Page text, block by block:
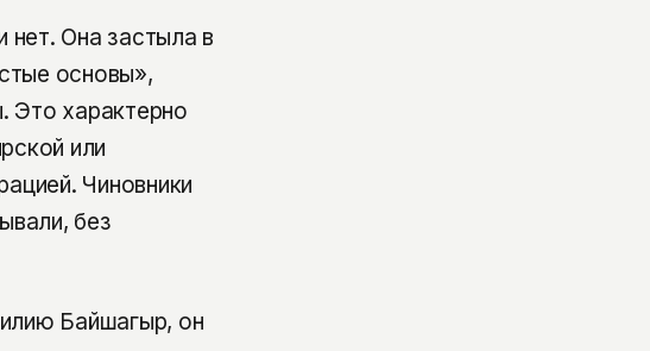
Она застыла в
основы»,
Это характерно
или
Чиновники
без
Байшагыр, он